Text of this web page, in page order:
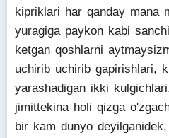
kipriklari har qanday mana
yuragiga paykon kabi
ketgan qoshlarni
uchirib uchirib gapirishlari,
yarashadigan ikki
jimittekina holi qizga
bir kam dunyo